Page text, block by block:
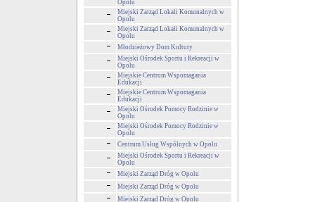
Opolu
Miejski Zarząd Lokali Komunalnych w
Opolu
Miejski Zarząd Lokali Komunalnych w
Opolu
Młodzieżowy Dom Kultury
Miejski Ośrodek Sportu i Rekreacji w
Opolu
Miejskie Centrum Wspomagania
Edukacji
Miejskie Centrum Wspomagania
Edukacji
Miejski Ośrodek Pomocy Rodzinie w
Opolu
Miejski Ośrodek Pomocy Rodzinie w
Opolu
Centrum Usług Wspólnych w Opolu
Miejski Ośrodek Sportu i Rekreacji w
Opolu
Miejski Zarząd Dróg w Opolu
Miejski Zarząd Dróg w Opolu
Miejski Zarząd Dróg w Opolu